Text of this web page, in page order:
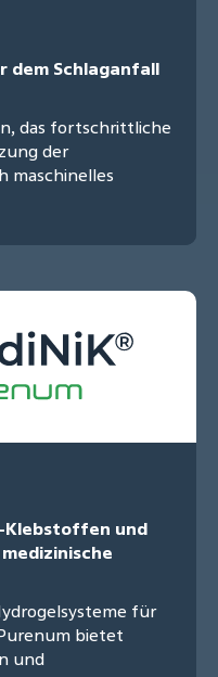
dem Schlaganfall
das fortschrittliche
der
maschinelles
Klebstoffen und
für
bietet
und